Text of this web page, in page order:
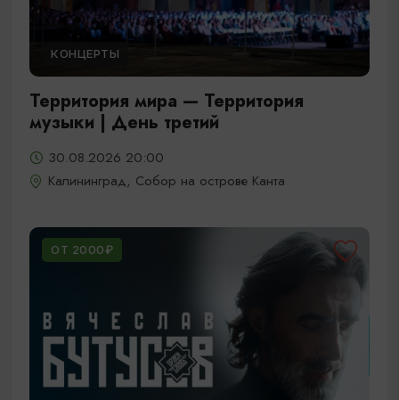
КОНЦЕРТЫ
Территория мира — Территория
музыки | День третий
30.08.2026 20:00
Калининград, Собор на острове Канта
ОТ 2000₽